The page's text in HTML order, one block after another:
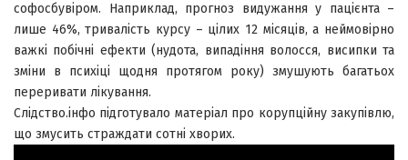
софосбувіром. Наприклад, прогноз видужання у пацієнта –
лише 46%, тривалість курсу – цілих 12 місяців, а неймовірно
важкі побічні ефекти (нудота, випадіння волосся, висипки та
зміни в психіці щодня протягом року) змушують багатьох
переривати лікування.
Слідство.інфо підготувало матеріал про корупційну закупівлю,
що змусить страждати сотні хворих.